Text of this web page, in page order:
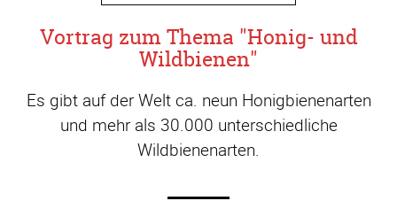
Vortrag zum Thema "Honig- und
Wildbienen"
Es gibt auf der Welt ca. neun Honigbienenarten
und mehr als 30.000 unterschiedliche
Wildbienenarten.